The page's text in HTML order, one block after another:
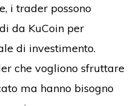
i trader possono
da KuCoin per
di investimento.
che vogliono sfruttare
ma hanno bisogno